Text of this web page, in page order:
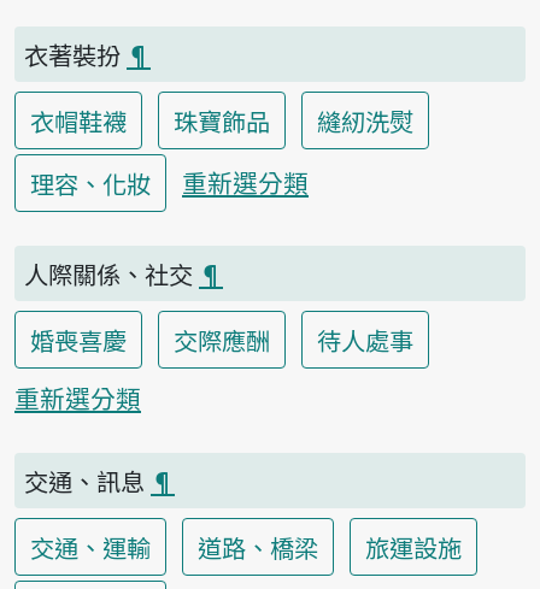
衣著裝扮 ¶
衣帽鞋襪
珠寶飾品
縫紉洗熨
理容、化妝
重新選分類
人際關係、社交 ¶
婚喪喜慶
交際應酬
待人處事
重新選分類
交通、訊息 ¶
交通、運輸
道路、橋梁
旅運設施